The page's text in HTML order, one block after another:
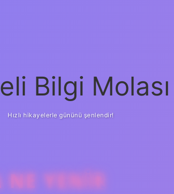
Bilgi Molası
Hızlı hikayelerle gününü şenlendir!
YENIR